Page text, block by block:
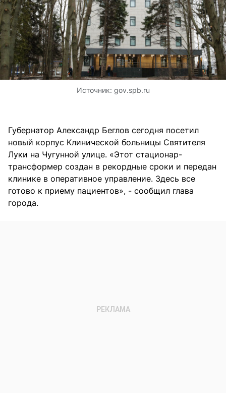
Источник: gov.spb.ru
Губернатор Александр Беглов сегодня посетил
новый корпус Клинической больницы Святителя
Луки на Чугунной улице. «Этот стационар-
трансформер создан в рекордные сроки и передан
клинике в оперативное управление. Здесь все
готово к приему пациентов», - сообщил глава
города.